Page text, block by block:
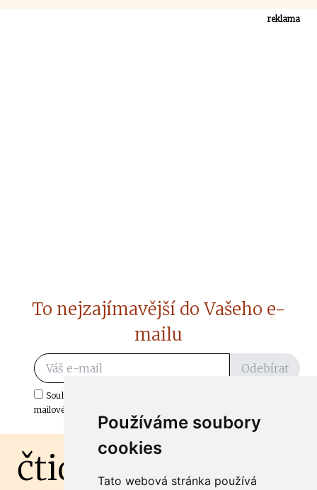
Používáme soubory
cookies
Tato webová stránka používá
reklama
To nejzajímavější do Vašeho e-
mailu
Odebírat
Souhlasím s odběrem důležitých zpráv ze ČtiDoma.cz do mé e-
mailové schránky.
čtidoma.cz